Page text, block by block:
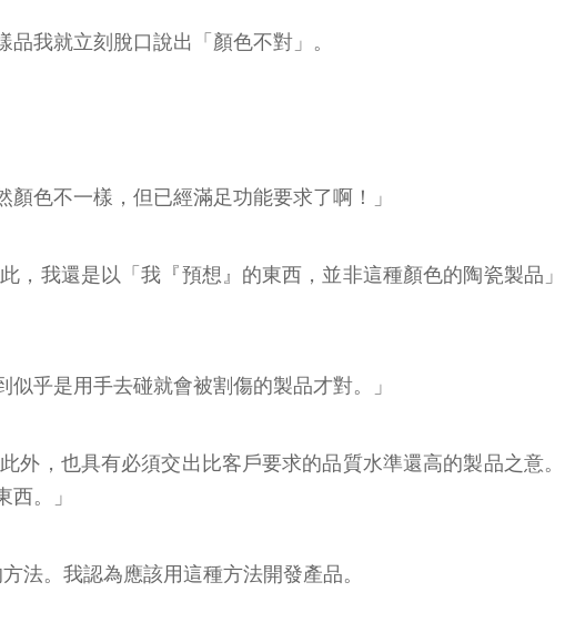
我就立刻脫口說出「顏色不對」。
色不一樣，但已經滿足功能要求了啊！」
我還是以「我『預想』的東西，並非這種顏色的陶瓷製品」
乎是用手去碰就會被割傷的製品才對。」
，也具有必須交出比客戶要求的品質水準還高的製品之意。
。」
法。我認為應該用這種方法開發產品。